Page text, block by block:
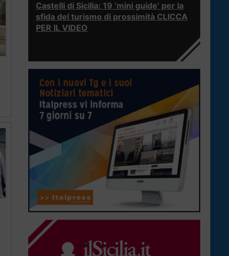
Castelli di Sicilia: 19 ‘mini guide’ per la
sfida del turismo di prossimità CLICCA
PER IL VIDEO